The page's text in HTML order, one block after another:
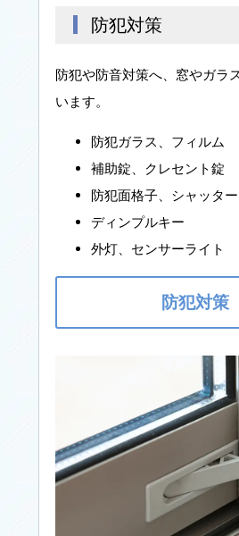
防犯対策
防犯や防音対策へ、窓やガラ
います。
防犯ガラス、フィルム
補助錠、クレセント錠
防犯面格子、シャッター
ディンプルキー
外灯、センサーライト
防犯対策